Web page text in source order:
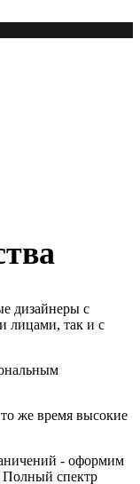
дизайнеры с
лицами, так и с
же время высокие
- оформим
Полный спектр